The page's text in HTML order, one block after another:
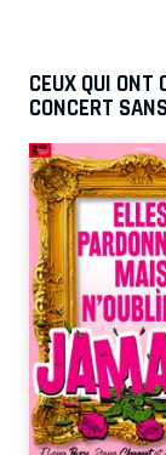
CEUX QUI ONT
CONCERT